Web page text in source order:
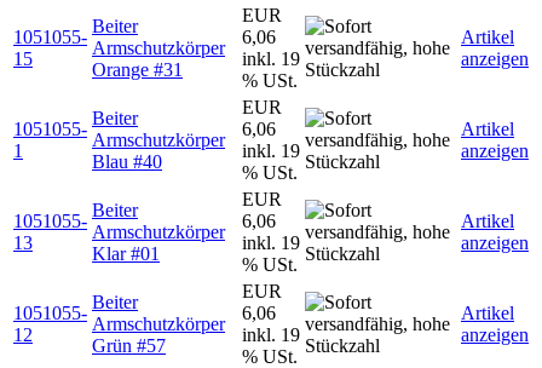
1051055-
15
Beiter
Armschutzkörper
Orange #31
EUR
6,06
inkl. 19
% USt.
Artikel
anzeigen
1051055-
1
Beiter
Armschutzkörper
Blau #40
EUR
6,06
inkl. 19
% USt.
Artikel
anzeigen
1051055-
13
Beiter
Armschutzkörper
Klar #01
EUR
6,06
inkl. 19
% USt.
Artikel
anzeigen
1051055-
12
Beiter
Armschutzkörper
Grün #57
EUR
6,06
inkl. 19
% USt.
Artikel
anzeigen